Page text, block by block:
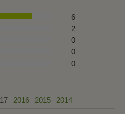
6
2
0
0
0
2016 2015 2014